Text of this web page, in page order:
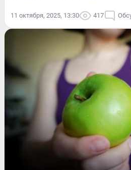
11 октября, 2025, 13:30 417